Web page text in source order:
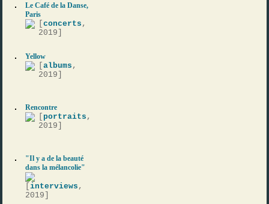
Le Café de la Danse,
Paris
[concerts ,
2019]
Yellow
[albums ,
2019]
Rencontre
[ portraits ,
2019]
"Il y a de la beauté
dans la mélancolie"
[interviews ,
2019]